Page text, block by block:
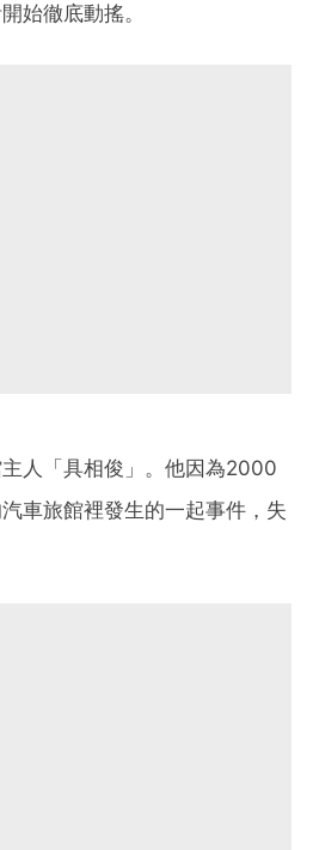
始徹底動搖。
人「具相俊」。他因為2000
車旅館裡發生的一起事件，失